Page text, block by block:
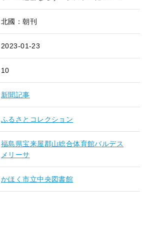
北國：朝刊
2023-01-23
10
新聞記事
ふるさとコレクション
福島県宝来屋郡山総合体育館バルデス
メリーサ
かほく市立中央図書館